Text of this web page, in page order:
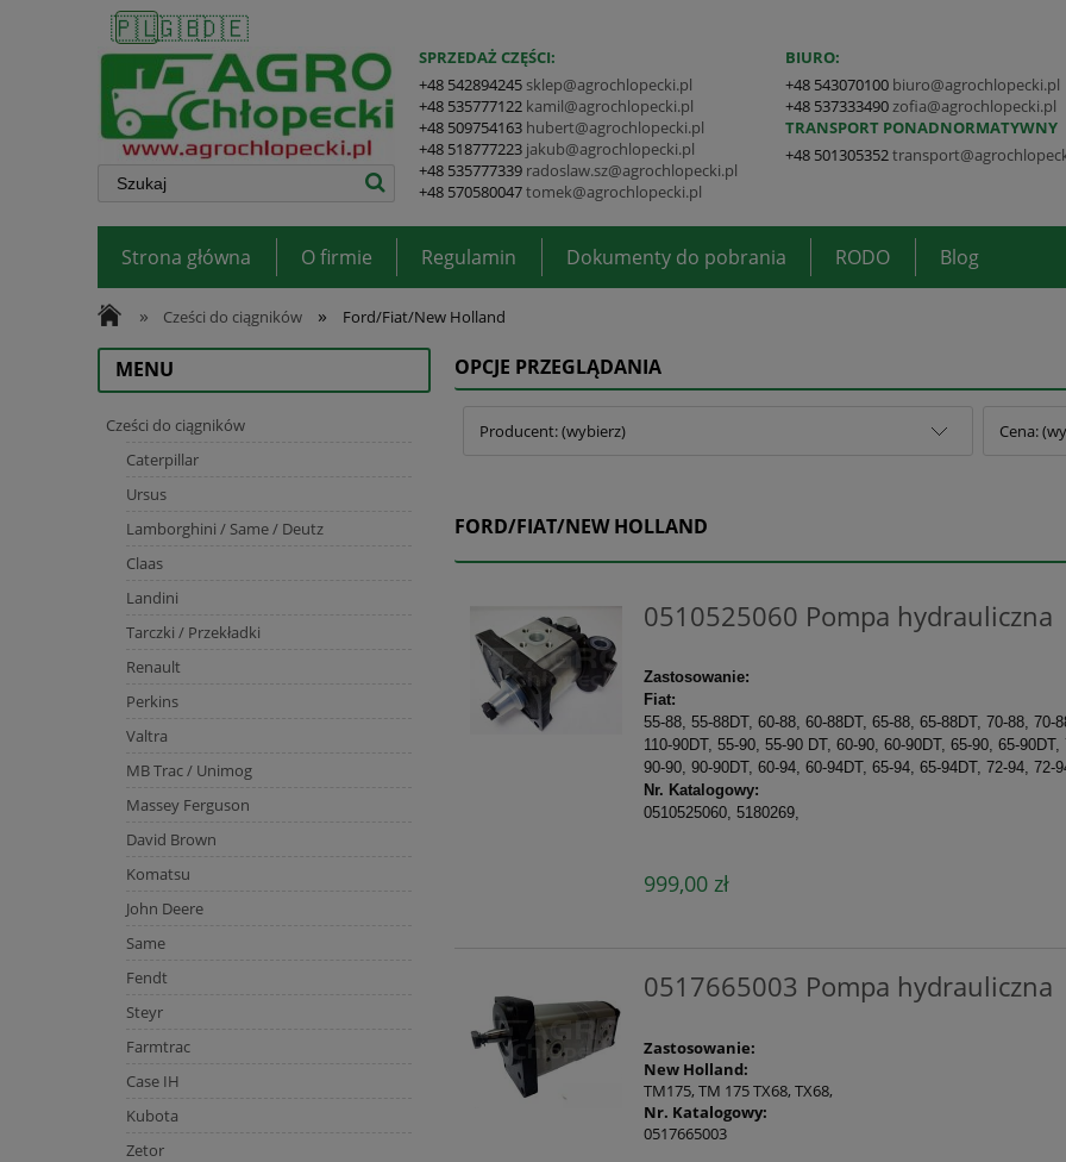
🇵🇱🇬🇧🇩🇪
SPRZEDAŻ CZĘŚCI:
+48 542894245 sklep@agrochlopecki.pl
+48 535777122 kamil@agrochlopecki.pl
+48 509754163 hubert@agrochlopecki.pl
+48 518777223 jakub@agrochlopecki.pl
+48 535777339 radoslaw.sz@agrochlopecki.pl
+48 570580047tomek@agrochlopecki.pl
BIURO:
+48 543070100 biuro@agrochlopecki.pl
+48 537333490 zofia@agrochlopecki.pl
TRANSPORT PONADNORMATYWNY
+48 501305352
Strona główna O firmie Regulamin Dokumenty do pobrania RODO Blog
» Cześci do ciągników » Ford/Fiat/New Holland
MENU
Cześci do ciągników
Caterpillar
Ursus
Lamborghini / Same / Deutz
Claas
Landini
Tarczki / Przekładki
Renault
Perkins
Valtra
MB Trac / Unimog
Massey Ferguson
David Brown
Komatsu
John Deere
Same
Fendt
Steyr
Farmtrac
Case IH
Kubota
Zetor
OPCJE PRZEGLĄDANIA
Producent: (wybierz) Cena:
FORD/FIAT/NEW HOLLAND
0510525060 Pompa hydrauliczna
Zastosowanie:
Fiat:
55-88, 55-88DT, 60-88, 60-88DT, 65-88, 65-88DT, 70-88, 70-
110-90DT, 55-90, 55-90 DT, 60-90, 60-90DT, 65-90, 65-
90-90, 90-90DT, 60-94, 60-94DT, 65-94, 65-94DT, 72-94, 72-
Nr. Katalogowy:
0510525060, 5180269,
999,00 zł
0517665003 Pompa hydrauliczna
Zastosowanie:
New Holland:
TM175, TM 175 TX68, TX68,
Nr. Katalogowy:
0517665003